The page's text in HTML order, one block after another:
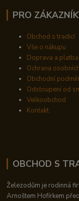
PRO
Obchod s tradicí
Vše o nákupu
Doprava a platba
Ochrana
Obchodní
Odstoupení od
Velkoobchod
Kontakt
OBCHOD S
Železodům je rodinná
Arnoštem Hofírkem